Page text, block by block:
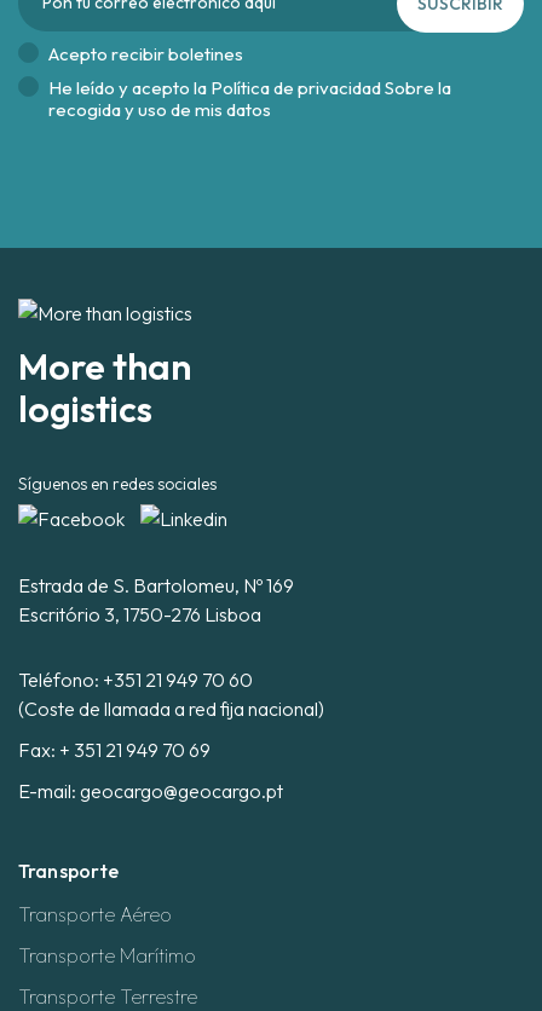
Acepto recibir boletines
He leído y acepto la Política de privacidad Sobre la
recogida y uso de mis datos
More than
logistics
Síguenos en redes sociales
Estrada de S. Bartolomeu, Nº 169
Escritório 3, 1750-276 Lisboa
Teléfono: +351 21 949 70 60
(Coste de llamada a red fija nacional)
Fax: + 351 21 949 70 69
E-mail: geocargo@geocargo.pt
Transporte
Transporte Aéreo
Transporte Marítimo
Transporte Terrestre